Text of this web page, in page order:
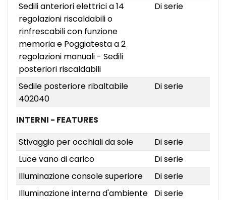
Sedili anteriori elettrici a 14
regolazioni riscaldabili o
rinfrescabili con funzione
memoria e Poggiatesta a 2
regolazioni manuali - Sedili
posteriori riscaldabili
Di serie
Sedile posteriore ribaltabile
402040
Di serie
INTERNI - FEATURES
Stivaggio per occhiali da sole
Di serie
Luce vano di carico
Di serie
Illuminazione console superiore
Di serie
Illuminazione interna d'ambiente
Di serie